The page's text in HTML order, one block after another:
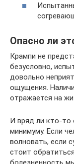
Опасно ли
Крампи не
безусловно,
довольно
ощущения.
отражается на
И вряд ли кто-то
минимуму. Если
волновать, если
стоит